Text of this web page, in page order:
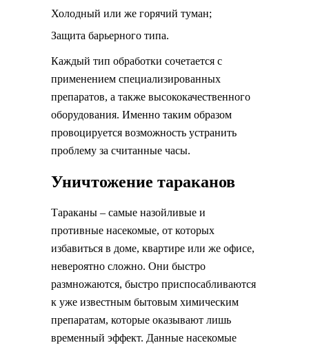
Холодный или же горячий туман;
Защита барьерного типа.
Каждый тип обработки сочетается с
применением специализированных
препаратов, а также высококачественного
оборудования. Именно таким образом
провоцируется возможность устранить
проблему за считанные часы.
Уничтожение тараканов
Тараканы – самые назойливые и
противные насекомые, от которых
избавиться в доме, квартире или же офисе,
невероятно сложно. Они быстро
размножаются, быстро приспосабливаются
к уже известным бытовым химическим
препаратам, которые оказывают лишь
временный эффект. Данные насекомые